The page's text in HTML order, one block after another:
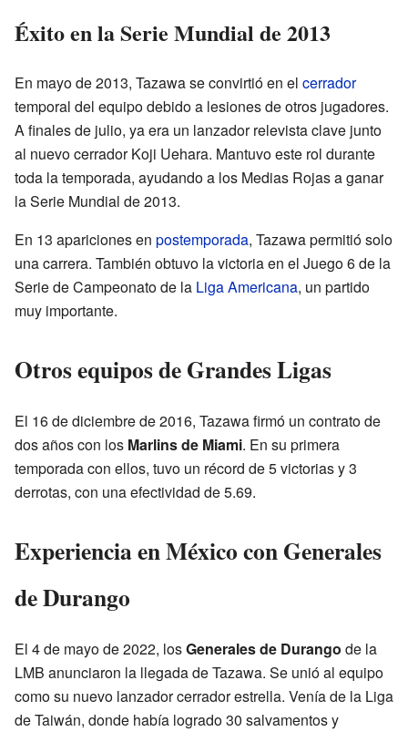
Éxito en la Serie Mundial de 2013
En mayo de 2013, Tazawa se convirtió en el cerrador
temporal del equipo debido a lesiones de otros jugadores.
A finales de julio, ya era un lanzador relevista clave junto
al nuevo cerrador Koji Uehara. Mantuvo este rol durante
toda la temporada, ayudando a los Medias Rojas a ganar
la Serie Mundial de 2013.
En 13 apariciones en postemporada, Tazawa permitió solo
una carrera. También obtuvo la victoria en el Juego 6 de la
Serie de Campeonato de la Liga Americana, un partido
muy importante.
Otros equipos de Grandes Ligas
El 16 de diciembre de 2016, Tazawa firmó un contrato de
dos años con los Marlins de Miami. En su primera
temporada con ellos, tuvo un récord de 5 victorias y 3
derrotas, con una efectividad de 5.69.
Experiencia en México con Generales
de Durango
El 4 de mayo de 2022, losGenerales de Durango de la
LMB anunciaron la llegada de Tazawa. Se unió al equipo
como su nuevo lanzador cerrador estrella. Venía de la Liga
de Taiwán, donde había logrado 30 salvamentos y